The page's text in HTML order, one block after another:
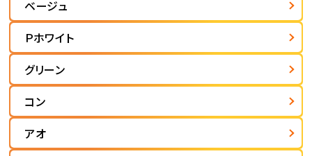
ベージュ
Ｐホワイト
グリーン
コン
アオ